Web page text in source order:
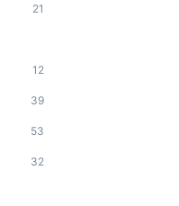
21
12
39
53
32